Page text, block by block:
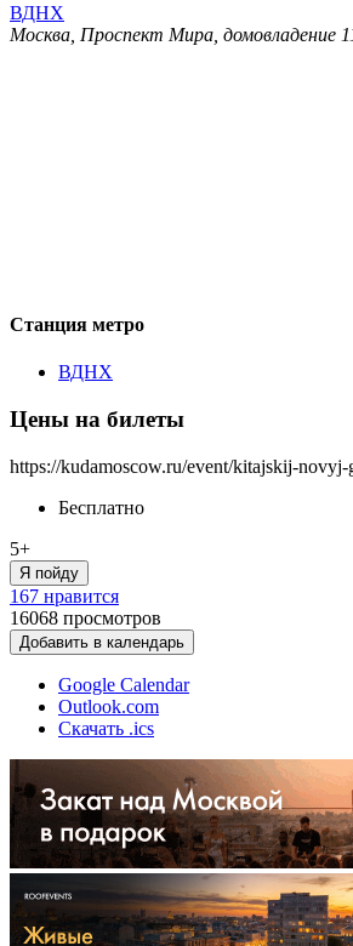
ВДНХ
Москва, Проспект Мира, домовладение
Станция метро
ВДНХ
Цены на билеты
https://kudamoscow.ru/event/kitajskij-
Бесплатно
5+
Я пойду
167 нравится
16068 просмотров
Добавить в календарь
Google Calendar
Outlook.com
Скачать .ics